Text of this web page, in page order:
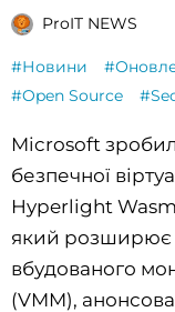
ProIT NEWS
#Новини
#Open Source
Microsoft
безпечної
Hyperlight
який розширює
вбудованого
(VMM),